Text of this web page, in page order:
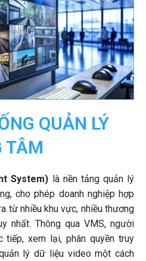
QUẢN LÝ
TÂM
System) là nền tảng quản lý
cho phép doanh nghiệp hợp
từ nhiều khu vực, nhiều thương
nhất. Thông qua VMS, người
xem lại, phân quyền truy
lý dữ liệu video một cách